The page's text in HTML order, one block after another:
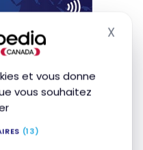
et vous donne
vous souhaitez
(13)
X
! C’est le coût d’une